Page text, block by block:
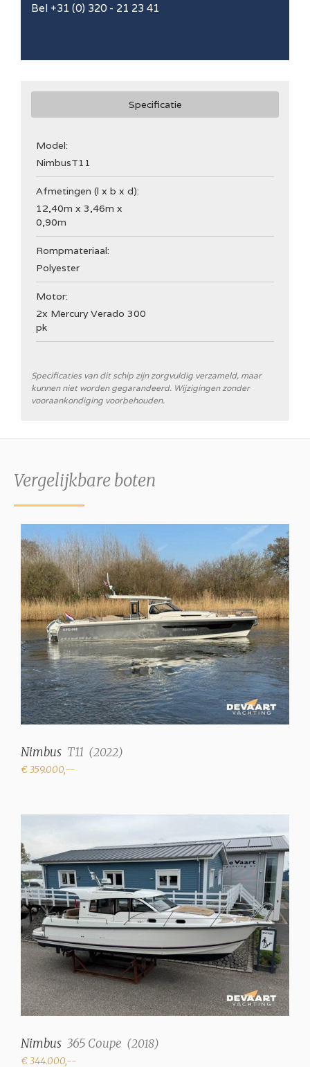
Bel +31 (0) 320 - 21 23 41
Specificatie
Model:
NimbusT11
Afmetingen (l x b x d):
12,40m x 3,46m x
0,90m
Rompmateriaal:
Polyester
Motor:
2x Mercury Verado 300
pk
Specificaties van dit schip zijn zorgvuldig verzameld, maar
kunnen niet worden gegarandeerd. Wijzigingen zonder
vooraankondiging voorbehouden.
Vergelijkbare boten
Nimbus T11 (2022)
€ 359.000,--
Nimbus 365 Coupe (2018)
€ 344.000,--